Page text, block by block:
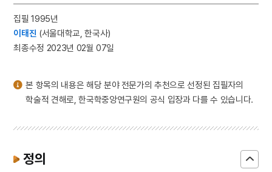
7
8 김지경
9 문익점
집필 1995년
이태진 (서울대학교, 한국사)
최종수정 2023년 02월 07일
본 항목의 내용은 해당 분야 전문가의 추천으로 선정된 집필자의
학술적 견해로, 한국학중앙연구원의 공식 입장과 다를 수 있습니다.
정의